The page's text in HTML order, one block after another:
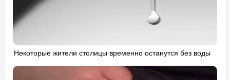
Некоторые жители столицы временно останутся без воды